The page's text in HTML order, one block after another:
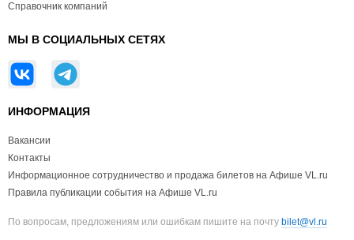
Справочник компаний
МЫ В СОЦИАЛЬНЫХ СЕТЯХ
ИНФОРМАЦИЯ
Вакансии
Контакты
Информационное сотрудничество и продажа билетов на Афише VL.ru
Правила публикации события на Афише VL.ru
По вопросам, предложениям или ошибкам пишите на почту bilet@vl.ru